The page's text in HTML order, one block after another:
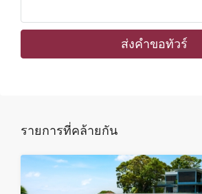
10
ส.ค.
12
ส.ค.
ส่งคำขอทัวร์
รายการที่คล้ายกัน